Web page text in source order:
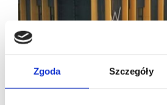
Zgoda Szczegóły